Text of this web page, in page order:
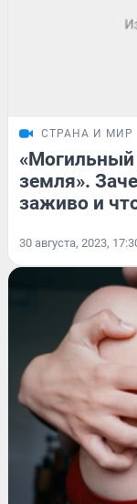
СТРАНА И МИР
земля».
заживо и
30 августа, 2023,